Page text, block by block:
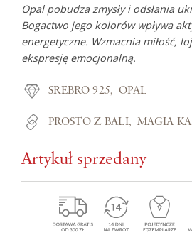
Opal pobudza zmysły i odsłania
Bogactwo jego kolorów wpływa
energetyczne. Wzmacnia miłość,
ekspresję emocjonalną.
SREBRO 925 OPAL
PROSTO Z BALI MAGIA
Artykuł sprzedany